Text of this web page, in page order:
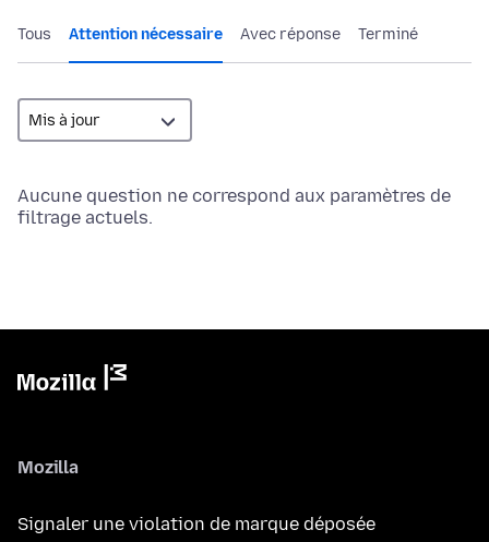
Tous Attention nécessaire Avec réponse Terminé
Aucune question ne correspond aux paramètres de
filtrage actuels.
Mozilla
Signaler une violation de marque déposée